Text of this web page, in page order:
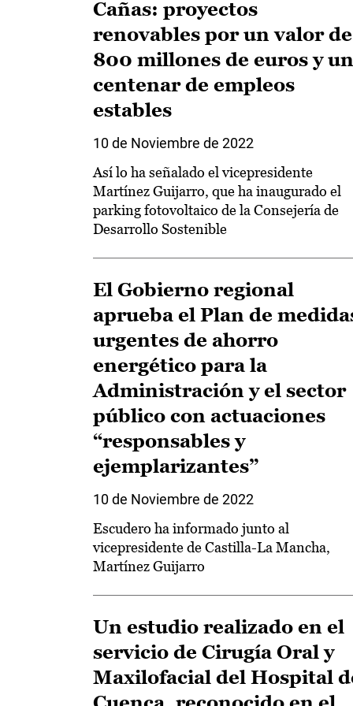
Cañas: proyectos
renovables por un valor de
800 millones de euros y un
centenar de empleos
estables
10 de Noviembre de 2022
Así lo ha señalado el vicepresidente
Martínez Guijarro, que ha inaugurado el
parking fotovoltaico de la Consejería de
Desarrollo Sostenible
El Gobierno regional
aprueba el Plan de
urgentes de ahorro
energético para la
Administración y el sector
público con actuaciones
“responsables y
ejemplarizantes”
10 de Noviembre de 2022
Escudero ha informado junto al
vicepresidente de Castilla-La Mancha,
Martínez Guijarro
Un estudio realizado en el
servicio de Cirugía Oral y
Maxilofacial del Hospital